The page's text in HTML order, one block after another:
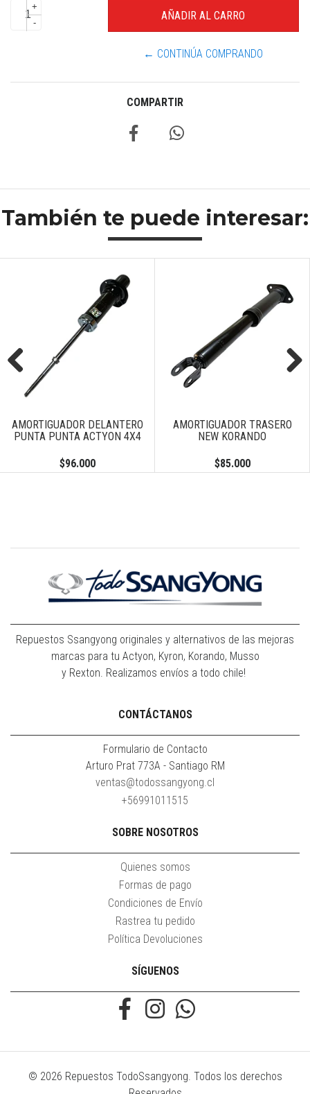
+
-
← CONTINÚA COMPRANDO
COMPARTIR
También te puede interesar:
AMORTIGUADOR DELANTERO
PUNTA PUNTA ACTYON 4X4
$96.000
AMORTIGUADOR TRASERO
NEW KORANDO
$85.000
Previous
Repuestos Ssangyong originales y alternativos de las mejoras
marcas para tu Actyon, Kyron, Korando, Musso
y Rexton. Realizamos envíos a todo chile!
CONTÁCTANOS
Formulario de Contacto
Arturo Prat 773A - Santiago RM
ventas@todossangyong.cl
+56991011515
SOBRE NOSOTROS
Quienes somos
Formas de pago
Condiciones de Envío
Rastrea tu pedido
Política Devoluciones
SÍGUENOS
© 2026 Repuestos TodoSsangyong. Todos los derechos